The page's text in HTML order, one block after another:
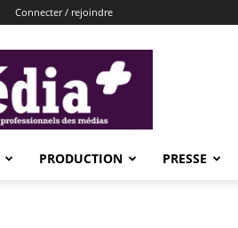
Connecter / rejoindre
PRODUCTION PRESSE